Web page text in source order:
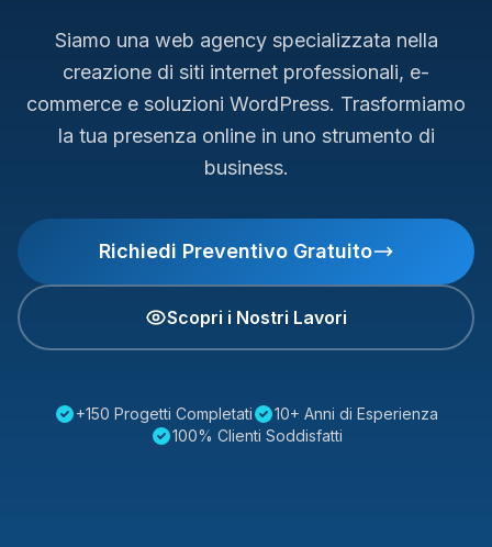
Siamo una web agency specializzata nella
creazione di siti internet professionali, e-
commerce e soluzioni WordPress. Trasformiamo
la tua presenza online in uno strumento di
business.
Richiedi Preventivo Gratuito
Scopri i Nostri Lavori
+150 Progetti Completati
10+ Anni di Esperienza
100% Clienti Soddisfatti